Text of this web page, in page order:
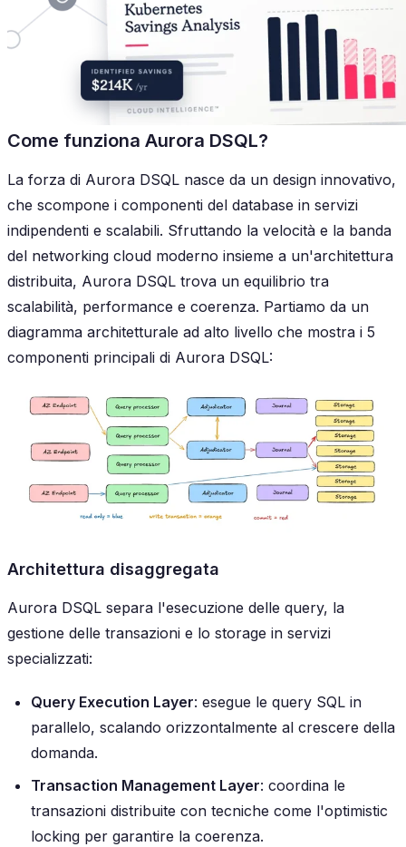
Come funziona Aurora DSQL?
La forza di Aurora DSQL nasce da un design innovativo,
che scompone i componenti del database in servizi
indipendenti e scalabili. Sfruttando la velocità e la banda
del networking cloud moderno insieme a un'architettura
distribuita, Aurora DSQL trova un equilibrio tra
scalabilità, performance e coerenza. Partiamo da un
diagramma architetturale ad alto livello che mostra i 5
componenti principali di Aurora DSQL:
Architettura disaggregata
Aurora DSQL separa l'esecuzione delle query, la
gestione delle transazioni e lo storage in servizi
specializzati:
Query Execution Layer: esegue le query SQL in
parallelo, scalando orizzontalmente al crescere della
domanda.
Transaction Management Layer: coordina le
transazioni distribuite con tecniche come l'optimistic
locking per garantire la coerenza.